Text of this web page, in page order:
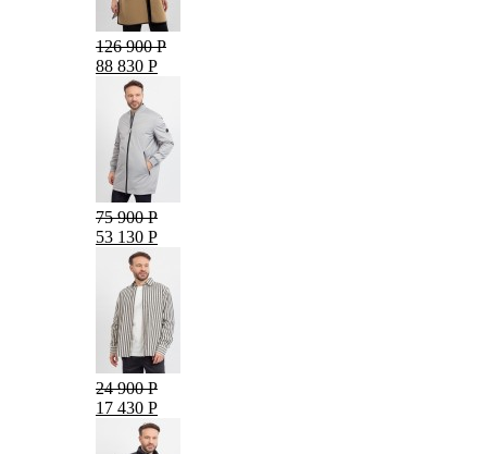
126 900 Р
88 830 Р
75 900 Р
53 130 Р
24 900 Р
17 430 Р